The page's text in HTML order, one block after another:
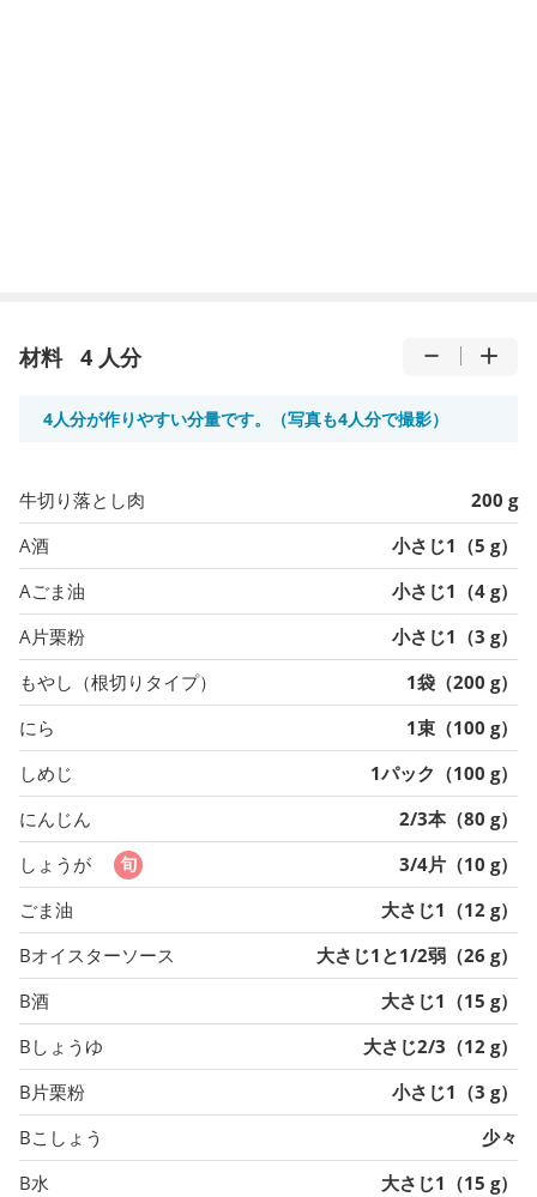
材料 4 人分
4人分が作りやすい分量です。（写真も4人分で撮影）
牛切り落とし肉
200 g
A酒
小さじ1（5 g）
Aごま油
小さじ1（4 g）
A片栗粉
小さじ1（3 g）
もやし（根切りタイプ）
1袋（200 g）
にら
1束（100 g）
しめじ
1パック（100 g）
にんじん
2/3本（80 g）
しょうが
3/4片（10 g）
ごま油
大さじ1（12 g）
Bオイスターソース
大さじ1と1/2弱（26 g）
B酒
大さじ1（15 g）
Bしょうゆ
大さじ2/3（12 g）
B片栗粉
小さじ1（3 g）
Bこしょう
少々
B水
大さじ1（15 g）